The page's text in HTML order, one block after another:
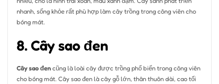
nhanh, sống khỏe rất phù hợp làm cây trồng trong công viên cho
bóng mát.
8. Cây sao đen
Cây sao đencũng là loài cây được trồng phổ biến trong công viên
cho bóng mát. Cây sao đen là cây gỗ lớn, thân thuôn dài, cao tối